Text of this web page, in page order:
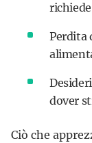
Perdita
dover
Ciò che